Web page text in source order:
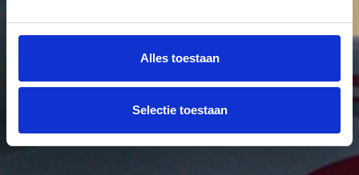
Alles toestaan
Selectie toestaan